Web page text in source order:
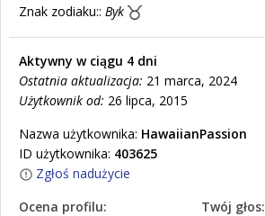
Znak zodiaku:: Byk
Aktywny w ciągu 4 dni
Ostatnia aktualizacja: 21 marca, 2024
Użytkownik od: 26 lipca, 2015
Nazwa użytkownika: HawaiianPassion
ID użytkownika: 403625
Zgłoś nadużycie
Ocena profilu:
Twój głos: